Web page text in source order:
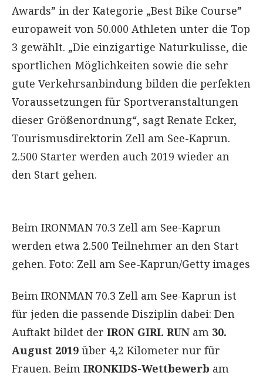
Awards” in der Kategorie „Best Bike Course”
europaweit von 50.000 Athleten unter die Top
3 gewählt. „Die einzigartige Naturkulisse, die
sportlichen Möglichkeiten sowie die sehr
gute Verkehrsanbindung bilden die perfekten
Voraussetzungen für Sportveranstaltungen
dieser Größenordnung“, sagt Renate Ecker,
Tourismusdirektorin Zell am See-Kaprun.
2.500 Starter werden auch 2019 wieder an
den Start gehen.
Beim IRONMAN 70.3 Zell am See-Kaprun
werden etwa 2.500 Teilnehmer an den Start
gehen. Foto: Zell am See-Kaprun/Getty images
Beim IRONMAN 70.3 Zell am See-Kaprun ist
für jeden die passende Disziplin dabei: Den
Auftakt bildet der IRON GIRL RUN am 30.
August 2019 über 4,2 Kilometer nur für
Frauen. Beim IRONKIDS-Wettbewerb am